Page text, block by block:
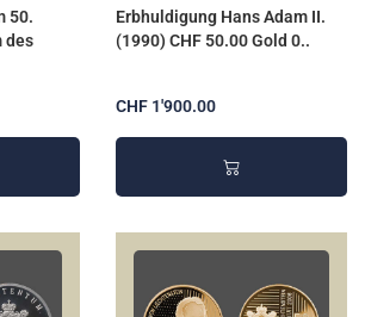
50.
des
Erbhuldigung Hans Adam II.
(1990) CHF 50.00 Gold 0..
CHF 1'900.00